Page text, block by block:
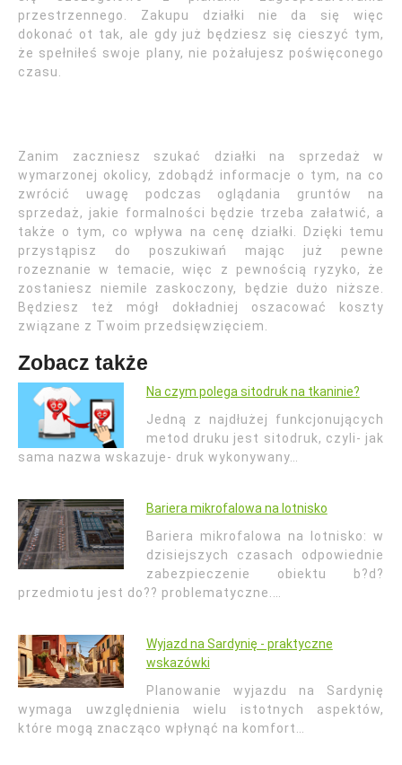
przestrzennego. Zakupu działki nie da się więc
dokonać ot tak, ale gdy już będziesz się cieszyć tym,
że spełniłeś swoje plany, nie pożałujesz poświęconego
czasu.
Zanim zaczniesz szukać działki na sprzedaż w
wymarzonej okolicy, zdobądź informacje o tym, na co
zwrócić uwagę podczas oglądania gruntów na
sprzedaż, jakie formalności będzie trzeba załatwić, a
także o tym, co wpływa na cenę działki. Dzięki temu
przystąpisz do poszukiwań mając już pewne
rozeznanie w temacie, więc z pewnością ryzyko, że
zostaniesz niemile zaskoczony, będzie dużo niższe.
Będziesz też mógł dokładniej oszacować koszty
związane z Twoim przedsięwzięciem.
Zobacz także
Na czym polega sitodruk na tkaninie?
Jedną z najdłużej funkcjonujących
metod druku jest sitodruk, czyli- jak
sama nazwa wskazuje- druk wykonywany…
Bariera mikrofalowa na lotnisko
Bariera mikrofalowa na lotnisko: w
dzisiejszych czasach odpowiednie
zabezpieczenie obiektu b?d?
przedmiotu jest do?? problematyczne.…
Wyjazd na Sardynię - praktyczne
wskazówki
Planowanie wyjazdu na Sardynię
wymaga uwzględnienia wielu istotnych aspektów,
które mogą znacząco wpłynąć na komfort…